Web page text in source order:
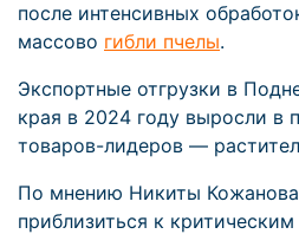
после интенсивных
массово гибли пчелы.
Экспортные отгрузки в
края в 2024 году выросли в
товаров-лидеров —
По мнению Никиты
приблизиться к